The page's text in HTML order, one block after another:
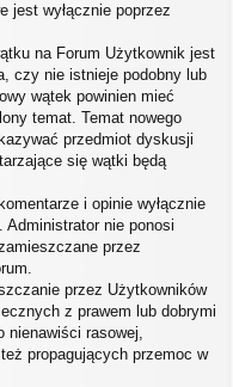
jest wyłącznie poprzez
na Forum Użytkownik jest
czy nie istnieje podobny lub
wątek powinien mieć
temat. Temat nowego
przedmiot dyskusji
się wątki będą
i opinie wyłącznie
Administrator nie ponosi
przez
przez Użytkowników
z prawem lub dobrymi
nienawiści rasowej,
propagujących przemoc w